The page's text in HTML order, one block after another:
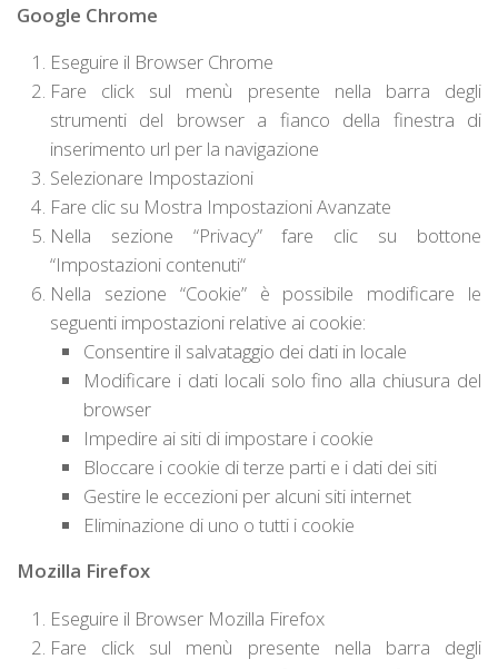
Google Chrome
Eseguire il Browser Chrome
Fare click sul menù presente nella barra degli
strumenti del browser a fianco della finestra di
inserimento url per la navigazione
Selezionare Impostazioni
Fare clic su Mostra Impostazioni Avanzate
Nella sezione “Privacy” fare clic su bottone
“Impostazioni contenuti“
Nella sezione “Cookie” è possibile modificare le
seguenti impostazioni relative ai cookie:
Consentire il salvataggio dei dati in locale
Modificare i dati locali solo fino alla chiusura del
browser
Impedire ai siti di impostare i cookie
Bloccare i cookie di terze parti e i dati dei siti
Gestire le eccezioni per alcuni siti internet
Eliminazione di uno o tutti i cookie
Mozilla Firefox
Eseguire il Browser Mozilla Firefox
Fare click sul menù presente nella barra degli